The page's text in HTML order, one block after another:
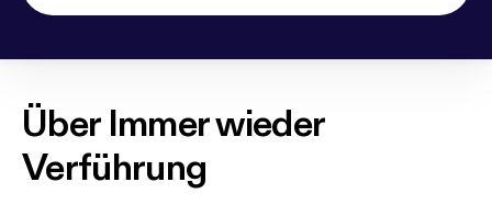
Über Immer wieder
Verführung